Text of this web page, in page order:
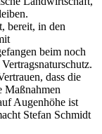
bereit, in den
beim noch
dass die
Maßnahmen
Augenhöhe ist
Stefan Schmidt